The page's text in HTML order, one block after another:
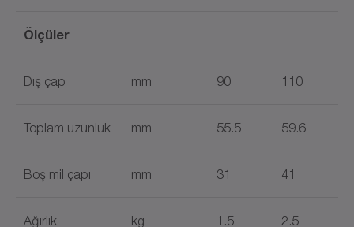
Ölçüler
Dış çap mm 90 110
Toplam uzunluk mm 55.5 59.6
Boş mil çapı mm 31 41
Ağırlık kg 1.5 2.5